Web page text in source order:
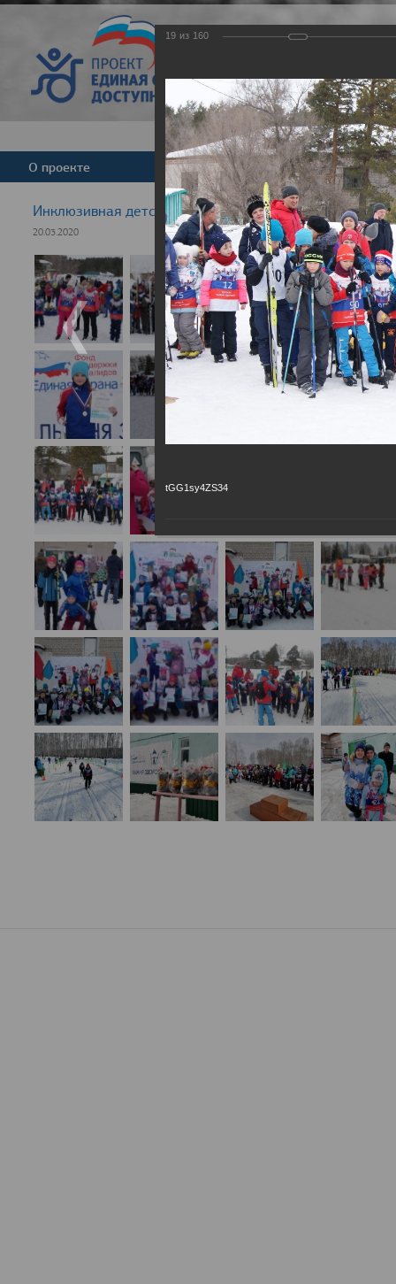
Версия для
О проекте Команда Новости
Инклюзивная детская гонка "Лыжня здоровья" 2020
20.03.2020
19 из 160
tGG1sy4ZS34